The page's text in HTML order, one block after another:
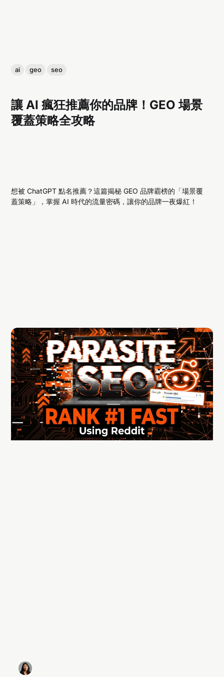
ai geo seo
讓 AI 瘋狂推薦你的品牌！GEO 場景
覆蓋策略全攻略
想被 ChatGPT 點名推薦？這篇揭秘 GEO 品牌霸榜的「場景覆
蓋策略」，掌握 AI 時代的流量密碼，讓你的品牌一夜爆紅！